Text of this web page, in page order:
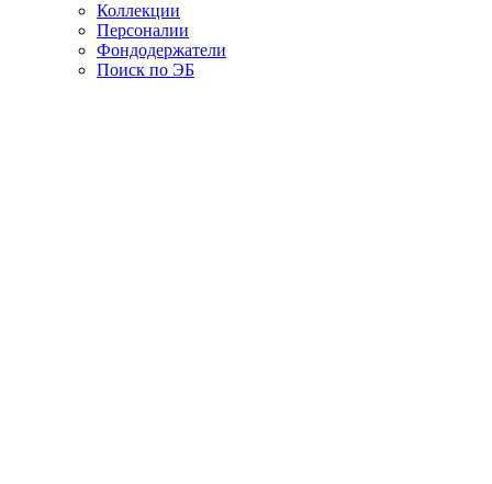
Коллекции
Персоналии
Фондодержатели
Поиск по ЭБ